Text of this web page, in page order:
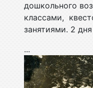
дошкольного
классами,
занятиями. 2
...